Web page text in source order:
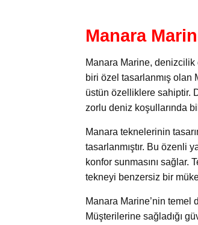
Manara
Manara Marine,
biri özel tasarlanmış olan
üstün özelliklere sahiptir.
zorlu deniz koşullarında
Manara teknelerinin
tasarlanmıştır. Bu özenli
konfor sunmasını
tekneyi benzersiz bir
Manara Marine’nin temel
Müşterilerine sağladığı